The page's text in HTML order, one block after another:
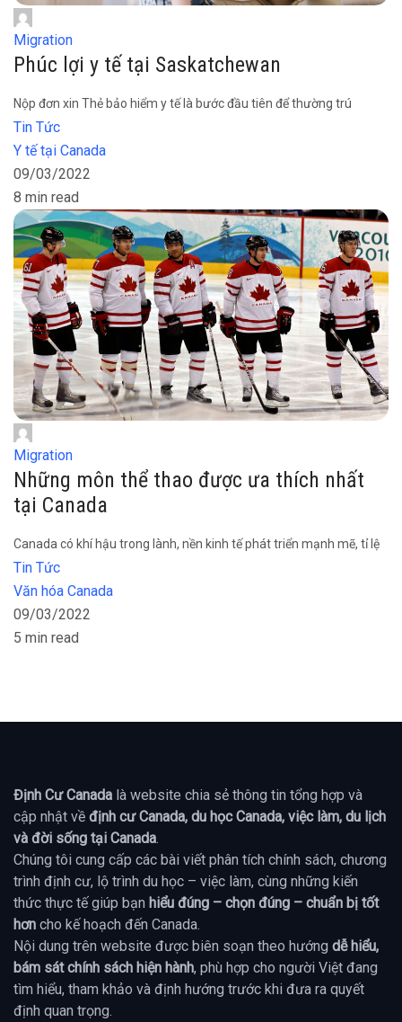
Migration
Phúc lợi y tế tại Saskatchewan
Nộp đơn xin Thẻ bảo hiểm y tế là bước đầu tiên để thường trú
Tin Tức
Y tế tại Canada
09/03/2022
8 min read
Migration
Những môn thể thao được ưa thích nhất
tại Canada
Canada có khí hậu trong lành, nền kinh tế phát triển mạnh mẽ, tỉ lệ
Tin Tức
Văn hóa Canada
09/03/2022
5 min read
Định Cư Canada là website chia sẻ thông tin tổng hợp và
cập nhật về định cư Canada, du học Canada, việc làm, du lịch
và đời sống tại Canada.
Chúng tôi cung cấp các bài viết phân tích chính sách, chương
trình định cư, lộ trình du học – việc làm, cùng những kiến
thức thực tế giúp bạn hiểu đúng – chọn đúng – chuẩn bị tốt
hơn cho kế hoạch đến Canada.
Nội dung trên website được biên soạn theo hướng dễ hiểu,
bám sát chính sách hiện hành, phù hợp cho người Việt đang
tìm hiểu, tham khảo và định hướng trước khi đưa ra quyết
định quan trọng.